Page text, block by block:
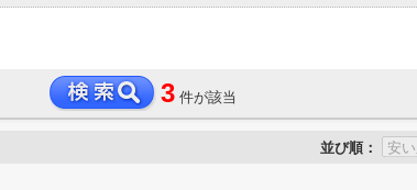
3 件が該当
並び順：